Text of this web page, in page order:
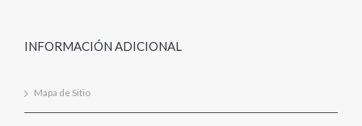
INFORMACIÓN ADICIONAL
Mapa de Sitio